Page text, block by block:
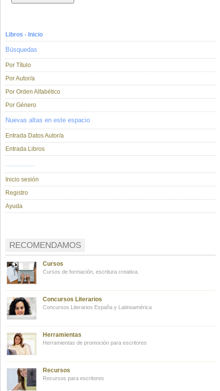
Libros - Inicio
Búsquedas
Por Título
Por Autor/a
Por Orden Alfabético
Por Género
Nuevas altas en este espacio
Entrada Datos Autor/a
Entrada Libros
...............
Inicio sesión
Registro
Ayuda
RECOMENDAMOS
Cursos
Cursos de formación, escritura creativa.
Concursos Literarios
Concursos Literarios España y Latinoamérica
Herramientas
Herramientas de promoción para escritores
Recursos
Recursos para escritores